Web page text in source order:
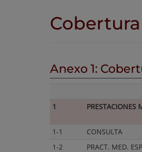
Anexo 1:
1
PRESTACIONES
1-1 CONSULTA
1-2
PRACT. MED.